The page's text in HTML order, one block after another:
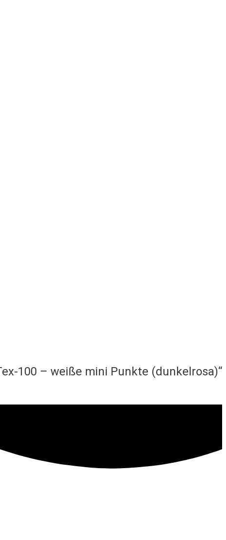
100 – weiße mini Punkte (dunkelrosa)“